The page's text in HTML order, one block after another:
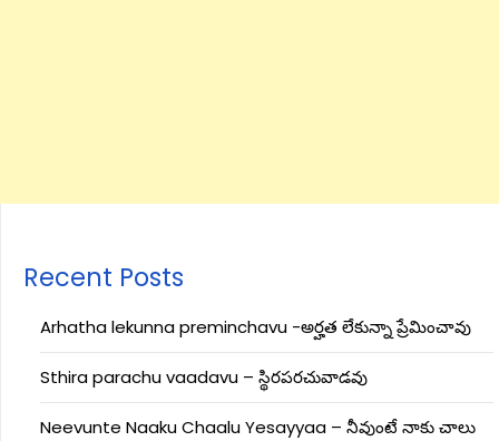
Recent Posts
Arhatha lekunna preminchavu -అర్హత లేకున్నా ప్రేమించావు
Sthira parachu vaadavu – స్థిరపరచువాడవు
Neevunte Naaku Chaalu Yesayyaa – నీవుంటే నాకు చాలు